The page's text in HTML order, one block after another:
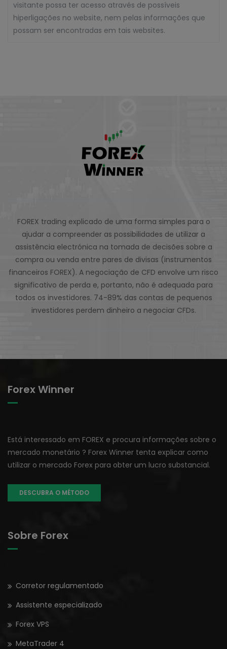
visitante possa ter acesso através de possíveis
hiperligações no website, nem pelas informações que
possam ser encontradas em tais websites.
FOREX trading explicado de uma forma simples para o
ajudar a compreender as possibilidades de utilizar a
assistência electrónica na tomada de decisões sobre a
compra ou venda entre pares de divisas (instrumentos
financeiros FOREX). A negociação de CFD envolve um risco
significativo de perda e, portanto, não é adequada para
todos os investidores. 74-89% das contas de pequenos
investidores perdem dinheiro a negociar CFDs.
Forex Winner
Está interessado em FOREX e procura informações sobre o
mercado monetário ? Forex Winner tenta explicar como
utilizar o mercado Forex para obter um lucro substancial.
DESCUBRA O MÉTODO
Sobre Forex
Corretor regulamentado
Assistente especializado
Forex VPS
MetaTrader 4